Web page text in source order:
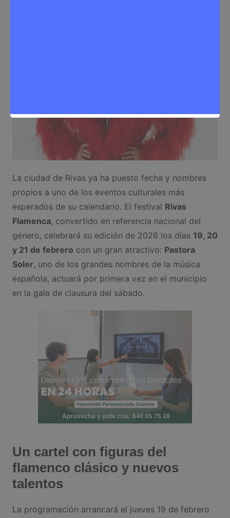
La ciudad de Rivas ya ha puesto fecha y nombres
propios a uno de los eventos culturales más
esperados de su calendario. El festival Rivas
Flamenca, convertido en referencia nacional del
género, celebrará su edición de 2026 los días 19, 20
y 21 de febrero con un gran atractivo: Pastora
Soler, uno de los grandes nombres de la música
española, actuará por primera vez en el municipio
en la gala de clausura del sábado.
Un cartel con figuras del
flamenco clásico y nuevos
talentos
La programación arrancará el jueves 19 de febrero